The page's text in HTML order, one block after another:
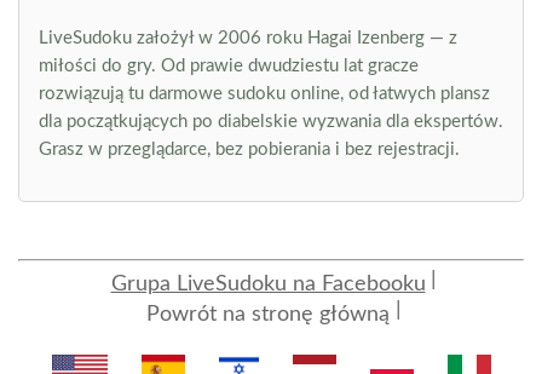
LiveSudoku założył w 2006 roku Hagai Izenberg — z
miłości do gry. Od prawie dwudziestu lat gracze
rozwiązują tu darmowe sudoku online, od łatwych plansz
dla początkujących po diabelskie wyzwania dla ekspertów.
Grasz w przeglądarce, bez pobierania i bez rejestracji.
Grupa LiveSudoku na Facebooku
Powrót na stronę główną